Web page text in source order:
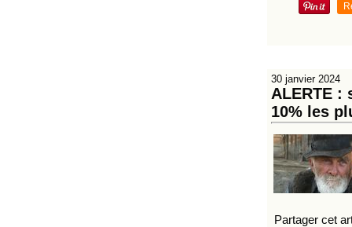
30 janvier 2024
ALERTE :
10% les
Partager cet